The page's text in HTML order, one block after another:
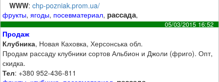
WWW:chp-pozniak.prom.ua/
фрукты,ягоды, посевматериал, рассада,
05/03/2015 16:52
Продаж
Клубника, Новая Каховка, Херсонська обл.
Продам рассаду клубники сортов Альбион и Джоли (фриго). Опт,
скидка.
Тел: +380 952-436-811